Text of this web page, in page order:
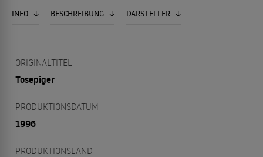
INFO BESCHREIBUNG DARSTELLER
ORIGINALTITEL
Tosepiger
PRODUKTIONSDATUM
1996
PRODUKTIONSLAND